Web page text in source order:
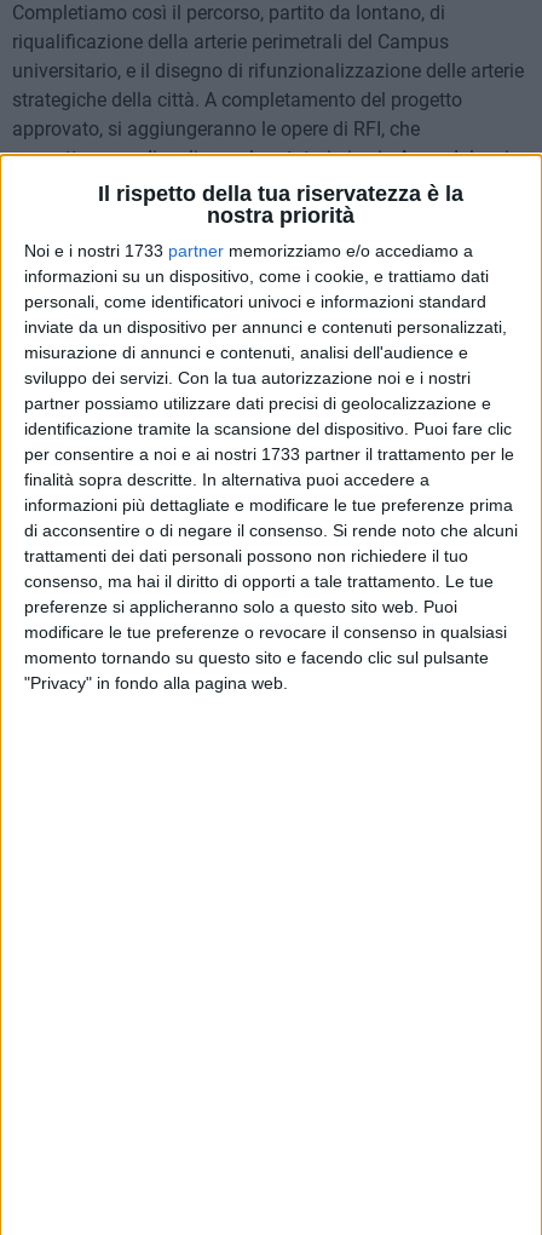
Il rispetto della tua riservatezza è la
nostra priorità
Noi e i nostri 1733 partner memorizziamo e/o accediamo a
informazioni su un dispositivo, come i cookie, e trattiamo dati
personali, come identificatori univoci e informazioni standard
inviate da un dispositivo per annunci e contenuti personalizzati,
misurazione di annunci e contenuti, analisi dell'audience e
sviluppo dei servizi. Con la tua autorizzazione noi e i nostri
partner possiamo utilizzare dati precisi di geolocalizzazione e
identificazione tramite la scansione del dispositivo. Puoi fare clic
per consentire a noi e ai nostri 1733 partner il trattamento per le
finalità sopra descritte. In alternativa puoi accedere a
informazioni più dettagliate e modificare le tue preferenze prima
di acconsentire o di negare il consenso. Si rende noto che alcuni
trattamenti dei dati personali possono non richiedere il tuo
consenso, ma hai il diritto di opporti a tale trattamento. Le tue
preferenze si applicheranno solo a questo sito web. Puoi
modificare le tue preferenze o revocare il consenso in qualsiasi
momento tornando su questo sito e facendo clic sul pulsante
"Privacy" in fondo alla pagina web.
Completiamo così il percorso, partito da lontano, di
riqualificazione della arterie perimetrali del Campus
universitario, e il disegno di rifunzionalizzazione delle arterie
strategiche della città. A completamento del progetto
approvato, si aggiungeranno le opere di RFI, che
permetteranno di realizzare la rotatoria in via Amendola, ai
piedi del ponte all'incrocio con via Omodeo, dopo la
ricostruzione dello stesso".
VIA AMENDOLA
L'intervento si pone in continuità con i lavori già realizzati in
via Amendola (aumento della sezione stradale e
realizzazione delle rotatorie): la nuova progettazione prevede
la riqualificazione del tratto di via Amendola che va dalla
rotatoria di viale Einaudi a via Postiglione, escludendo la
futura rotatoria già prevista all'incrocio con via Omodeo, di
competenza di RFI. L'opera nel suo complesso costituisce il
collegamento e completamento delle urbanizzazioni
primarie dell'abitato di Mungivacca e San Pasquale, oltre
che indispensabile collegamento a un altro importante asse,
quello di viale Unità d'Italia, attraverso via Postiglione e il
prolungamento su via Meucci. La lunghezza della strada
oggetto dell'intervento è di poco più di 1.300 metri e per la